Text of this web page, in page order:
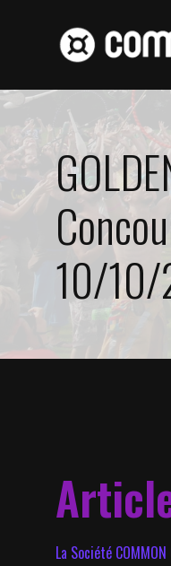
10/
La Société